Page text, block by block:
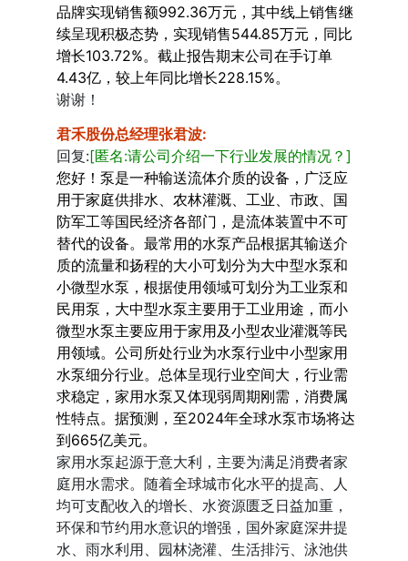
品牌实现销售额992.36万元，其中线上销售继
续呈现积极态势，实现销售544.85万元，同比
增长103.72%。截止报告期末公司在手订单
4.43亿，较上年同比增长228.15%。
谢谢！
君禾股份总经理张君波:
回复:[匿名:请公司介绍一下行业发展的情况？]
您好！泵是一种输送流体介质的设备，广泛应
用于家庭供排水、农林灌溉、工业、市政、国
防军工等国民经济各部门，是流体装置中不可
替代的设备。最常用的水泵产品根据其输送介
质的流量和扬程的大小可划分为大中型水泵和
小微型水泵，根据使用领域可划分为工业泵和
民用泵，大中型水泵主要用于工业用途，而小
微型水泵主要应用于家用及小型农业灌溉等民
用领域。公司所处行业为水泵行业中小型家用
水泵细分行业。总体呈现行业空间大，行业需
求稳定，家用水泵又体现弱周期刚需，消费属
性特点。据预测，至2024年全球水泵市场将达
到665亿美元。
家用水泵起源于意大利，主要为满足消费者家
庭用水需求。随着全球城市化水平的提高、人
均可支配收入的增长、水资源匮乏日益加重，
环保和节约用水意识的增强，国外家庭深井提
水、雨水利用、园林浇灌、生活排污、泳池供